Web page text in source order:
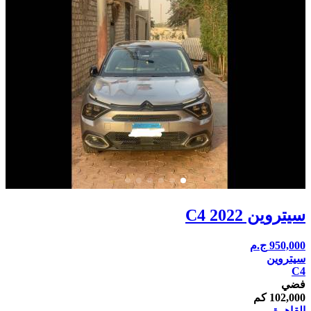
سيتروين C4 2022
950,000 ج.م
سيتروين
C4
فضي
102,000 كم